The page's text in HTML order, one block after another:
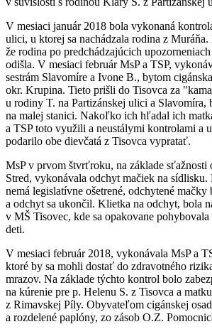
V mesiaci január 2018 bola vykonaná
ulici, u ktorej sa nachádzala rodina z Muráňa.
že rodina po predchádzajúcich
odišla. V mesiaci február MsP a TSP,
sestrám Slavomíre a Ivone B., bytom
okr. Krupina. Tieto prišli do Tisovca za
u rodiny T. na Partizánskej ulici a Slavomíra,
na malej stanici. Nakoľko ich hľadal ich
a TSP toto využili a neustálymi kontrolami a
podarilo obe dievčatá z Tisovca vypratať.
MsP v prvom štvrťroku, na základe sťažnosti
Stred, vykonávala odchyt mačiek na
nemá legislatívne ošetrené, odchytené mačky
a odchyt sa ukončil. Klietka na odchyt, bola
v MŠ Tisovec, kde sa opakovane
deti.
V mesiaci február 2018, vykonávala MsP a
ktoré by sa mohli dostať do zdravotného
mrazov. Na základe týchto kontrol bolo
na kúrenie pre p. Helenu S. z Tisovca a
z Rimavskej Píly. Obyvateľom cigánskej
a rozdelené paplóny, zo zásob O.Z.